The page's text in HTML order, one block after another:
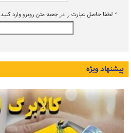
* لطفا حاصل عبارت را در جعبه متن روبرو وارد کنید
پیشنهاد ویژه